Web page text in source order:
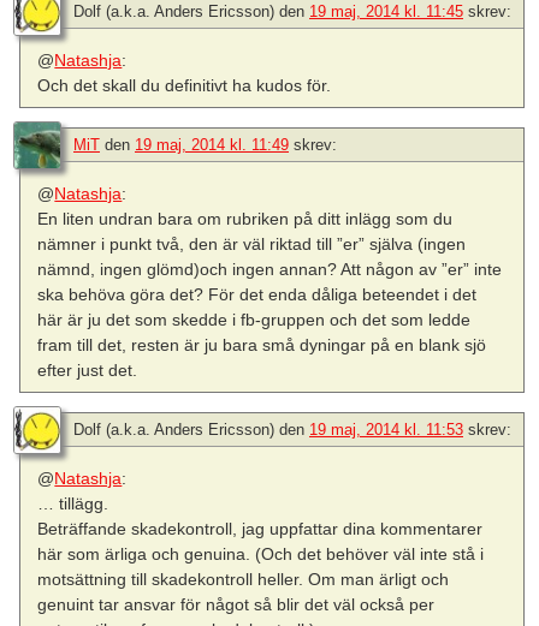
Dolf (a.k.a. Anders Ericsson) den 19 maj, 2014 kl. 11:45 skrev:
@Natashja:
Och det skall du definitivt ha kudos för.
MiT den 19 maj, 2014 kl. 11:49 skrev:
@Natashja:
En liten undran bara om rubriken på ditt inlägg som du
nämner i punkt två, den är väl riktad till ”er” själva (ingen
nämnd, ingen glömd)och ingen annan? Att någon av ”er” inte
ska behöva göra det? För det enda dåliga beteendet i det
här är ju det som skedde i fb-gruppen och det som ledde
fram till det, resten är ju bara små dyningar på en blank sjö
efter just det.
Dolf (a.k.a. Anders Ericsson) den 19 maj, 2014 kl. 11:53 skrev:
@Natashja:
… tillägg.
Beträffande skadekontroll, jag uppfattar dina kommentarer
här som ärliga och genuina. (Och det behöver väl inte stå i
motsättning till skadekontroll heller. Om man ärligt och
genuint tar ansvar för något så blir det väl också per